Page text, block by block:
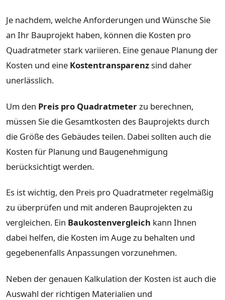
Je nachdem, welche Anforderungen und Wünsche Sie
an Ihr Bauprojekt haben, können die Kosten pro
Quadratmeter stark variieren. Eine genaue Planung der
Kosten und eine Kostentransparenzsind daher
unerlässlich.
Um den Preis pro Quadratmeterzu berechnen,
müssen Sie die Gesamtkosten des Bauprojekts durch
die Größe des Gebäudes teilen. Dabei sollten auch die
Kosten für Planung und Baugenehmigung
berücksichtigt werden.
Es ist wichtig, den Preis pro Quadratmeter regelmäßig
zu überprüfen und mit anderen Bauprojekten zu
vergleichen. Ein Baukostenvergleich kann Ihnen
dabei helfen, die Kosten im Auge zu behalten und
gegebenenfalls Anpassungen vorzunehmen.
Neben der genauen Kalkulation der Kosten ist auch die
Auswahl der richtigen Materialien und